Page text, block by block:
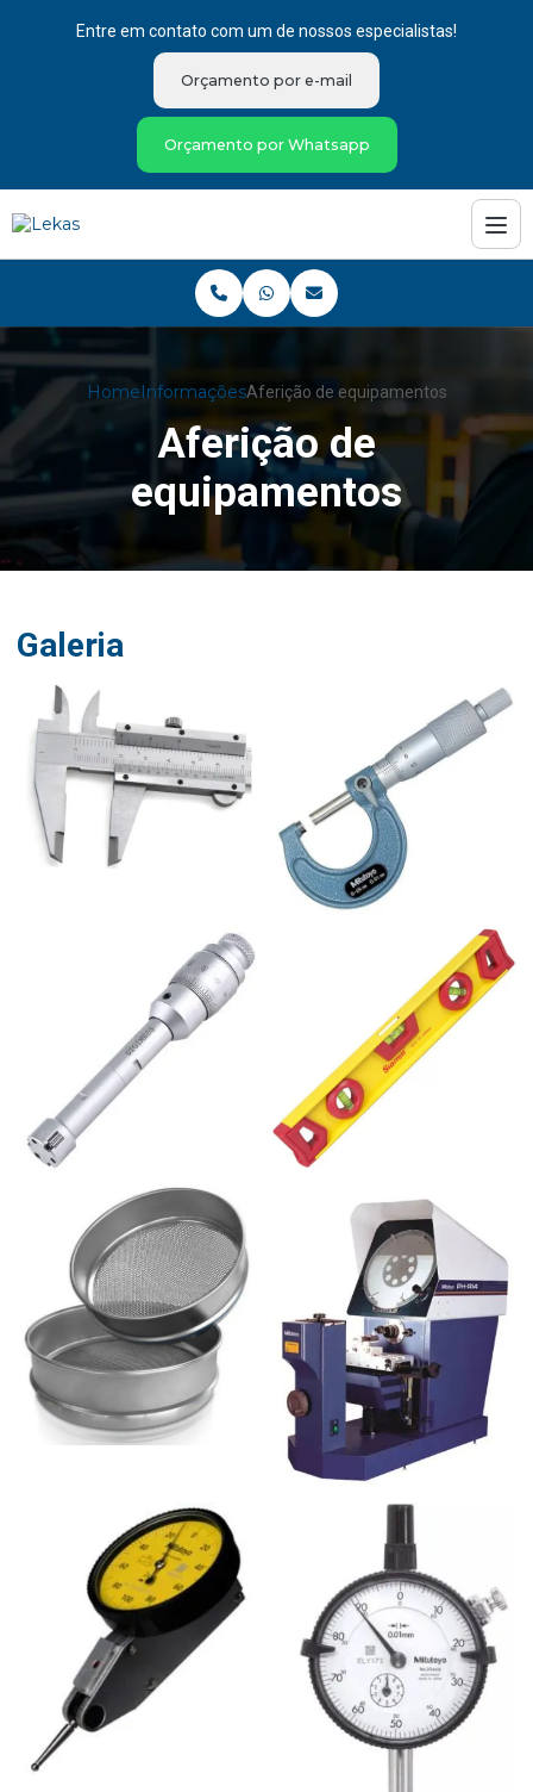
Entre em contato com um de nossos especialistas!
Orçamento por e-mail
Orçamento por Whatsapp
HomeInformaçõesAferição de equipamentos
Aferição de
equipamentos
Galeria